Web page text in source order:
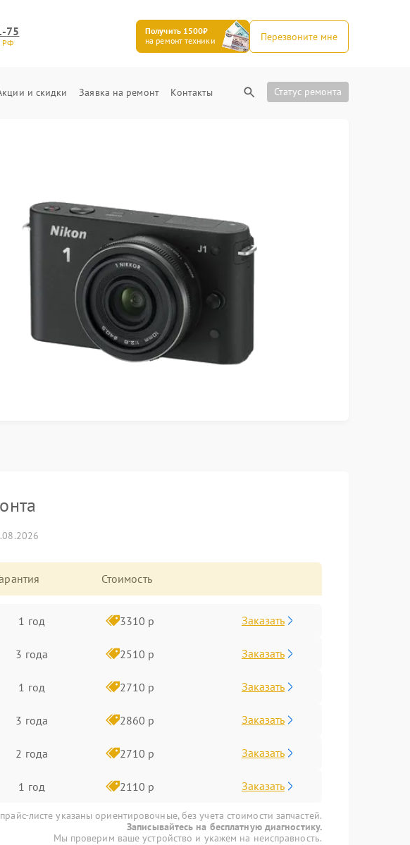
75
РФ
Получить 1500₽
на ремонт техники
Перезвоните мне
и скидки Заявка на ремонт Контакты Статус ремонта
Стоимость
1 год 3310 р Заказать
3 года 2510 р Заказать
1 год 2710 р Заказать
3 года 2860 р Заказать
2 года 2710 р Заказать
1 год 2110 р Заказать
листе указаны ориентировочные, без учета стоимости запчастей.
Записывайтесь на бесплатную диагностику.
Мы проверим ваше устройство и укажем на неисправность.